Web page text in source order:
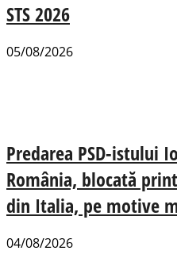
STS 2026
05/08/2026
Predarea PSD-istului
România, blocată
din Italia, pe motive
04/08/2026